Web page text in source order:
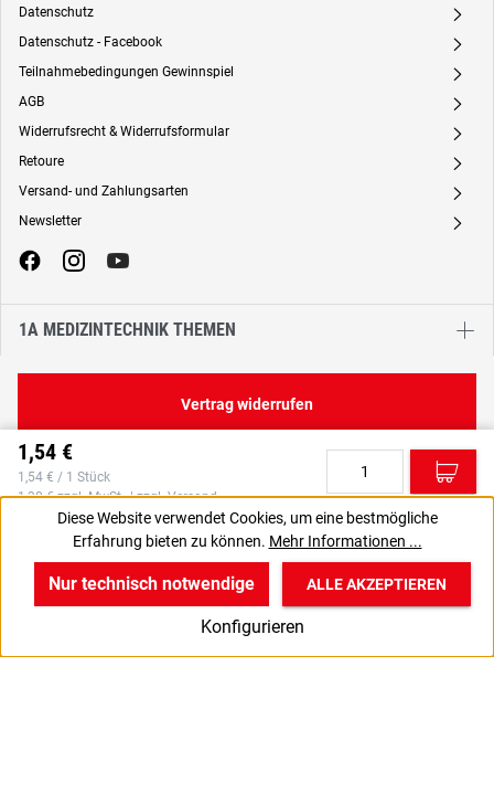
1,54 €
1,54 € / 1 Stück
1,30 € zzgl. MwSt., | zzgl. Versand
C
VPE gewünscht? Dann die zu bestellende Anzahl auf 100
Datenschutz A
Datenschutz - Facebook A
Teilnahmebedingungen Gewinnspiel A
AGB A
Widerrufsrecht & Widerrufsformular A
Retoure A
Versand- und Zahlungsarten A
Newsletter A
1A MEDIZINTECHNIK THEMEN
Vertrag widerrufen
Diese Website verwendet Cookies, um eine bestmögliche
Erfahrung bieten zu können. Mehr Informationen ...
Nur technisch notwendige
Konfigurieren
ALLE AKZEPTIEREN
v
Produkte
B